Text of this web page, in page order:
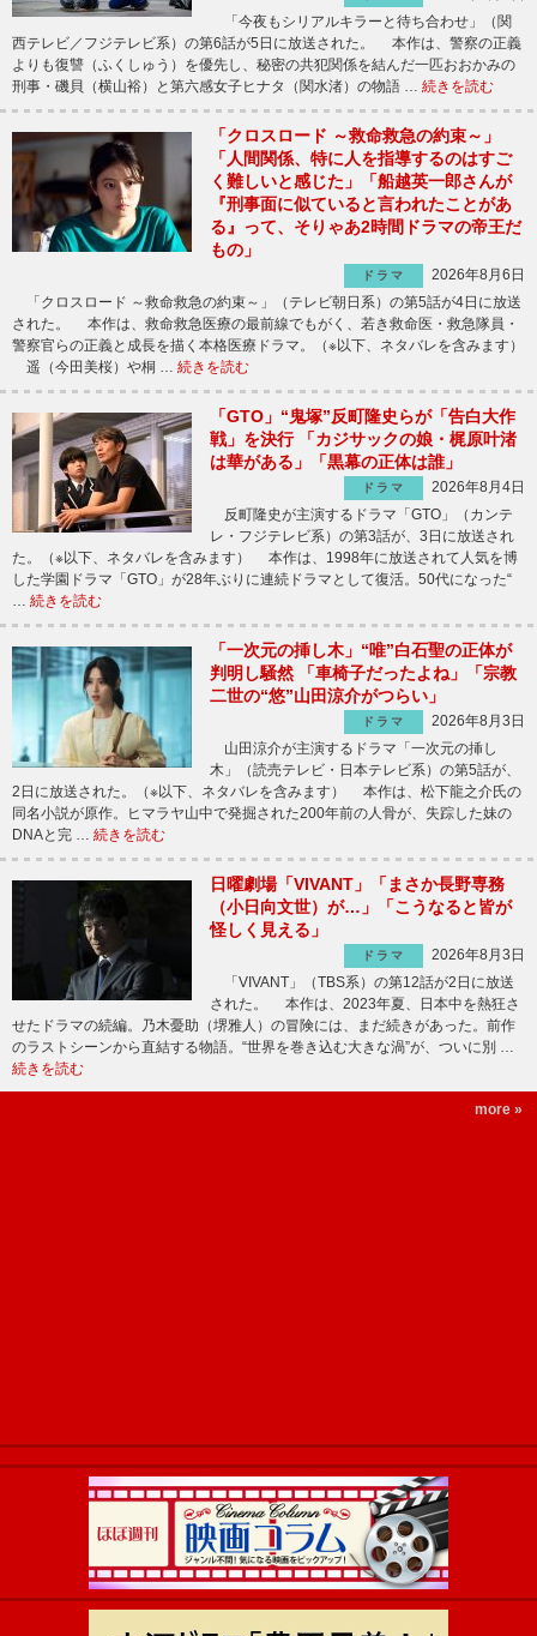
「今夜もシリアルキラーと待ち合わせ」（関
西テレビ／フジテレビ系）の第6話が5日に放送された。 本作は、警察の正義
よりも復讐（ふくしゅう）を優先し、秘密の共犯関係を結んだ一匹おおかみの
刑事・磯貝（横山裕）と第六感女子ヒナタ（関水渚）の物語 … 続きを読む
「クロスロード ～救命救急の約束～」
「人間関係、特に人を指導するのはすご
く難しいと感じた」「船越英一郎さんが
『刑事面に似ていると言われたことがあ
る』って、そりゃあ2時間ドラマの帝王だ
もの」
ドラマ
2026年8月6日
「クロスロード ～救命救急の約束～」（テレビ朝日系）の第5話が4日に放送
された。 本作は、救命救急医療の最前線でもがく、若き救命医・救急隊員・
警察官らの正義と成長を描く本格医療ドラマ。（※以下、ネタバレを含みます）
遥（今田美桜）や桐 … 続きを読む
「GTO」“鬼塚”反町隆史らが「告白大作
戦」を決行 「カジサックの娘・梶原叶渚
は華がある」「黒幕の正体は誰」
ドラマ
2026年8月4日
反町隆史が主演するドラマ「GTO」（カンテ
レ・フジテレビ系）の第3話が、3日に放送され
た。（※以下、ネタバレを含みます） 本作は、1998年に放送されて人気を博
した学園ドラマ「GTO」が28年ぶりに連続ドラマとして復活。50代になった“
… 続きを読む
「一次元の挿し木」“唯”白石聖の正体が
判明し騒然 「車椅子だったよね」「宗教
二世の“悠”山田涼介がつらい」
ドラマ
2026年8月3日
山田涼介が主演するドラマ「一次元の挿し
木」（読売テレビ・日本テレビ系）の第5話が、
2日に放送された。（※以下、ネタバレを含みます） 本作は、松下龍之介氏の
同名小説が原作。ヒマラヤ山中で発掘された200年前の人骨が、失踪した妹の
DNAと完 … 続きを読む
日曜劇場「VIVANT」「まさか長野専務
（小日向文世）が…」「こうなると皆が
怪しく見える」
ドラマ
2026年8月3日
「VIVANT」（TBS系）の第12話が2日に放送
された。 本作は、2023年夏、日本中を熱狂さ
せたドラマの続編。乃木憂助（堺雅人）の冒険には、まだ続きがあった。前作
のラストシーンから直結する物語。“世界を巻き込む大きな渦”が、ついに別 …
続きを読む
more »